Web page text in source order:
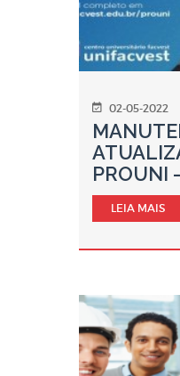
02-05-2022
PROUNI
LEIA MAIS